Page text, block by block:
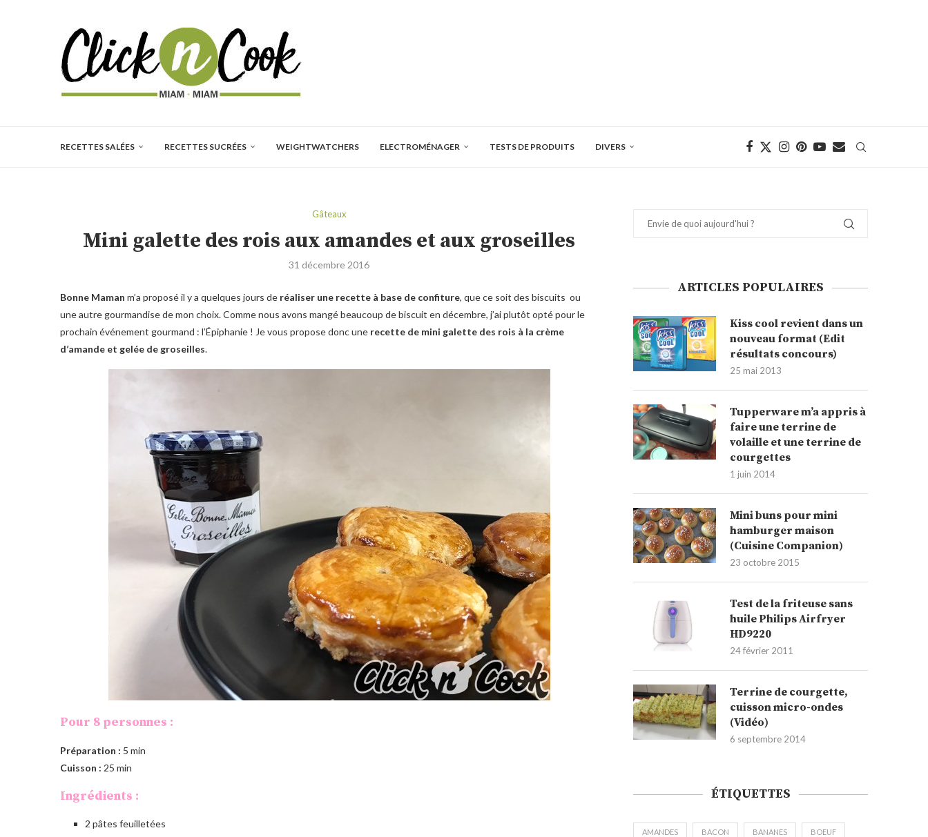
RECETTES SALÉES RECETTES SUCRÉES WEIGHTWATCHERS ELECTROMÉNAGER TESTS DE PRODUITS DIVERS
Gâteaux
Mini galette des rois aux amandes et aux groseilles
31 décembre 2016
Bonne Maman m’a proposé il y a quelques jours de réaliser une recette à base de confiture, que ce soit des biscuits ou
une autre gourmandise de mon choix. Comme nous avons mangé beaucoup de biscuit en décembre, j’ai plutôt opté pour le
prochain événement gourmand : l’Épiphanie ! Je vous propose donc une recette de mini galette des rois à la crème
d’amande et gelée de groseilles.
Pour 8 personnes :
Préparation : 5 min
Cuisson : 25 min
Ingrédients :
2 pâtes feuilletées
ARTICLES POPULAIRES
Kiss cool revient dans un
nouveau format (Edit
résultats concours)
25 mai 2013
Tupperware m’a appris à
faire une terrine de
volaille et une terrine de
courgettes
1 juin 2014
Mini buns pour mini
hamburger maison
(Cuisine Companion)
23 octobre 2015
Test de la friteuse sans
huile Philips Airfryer
HD9220
24 février 2011
Terrine de courgette,
cuisson micro-ondes
(Vidéo)
6 septembre 2014
ÉTIQUETTES
AMANDES BACON BANANES BOEUF